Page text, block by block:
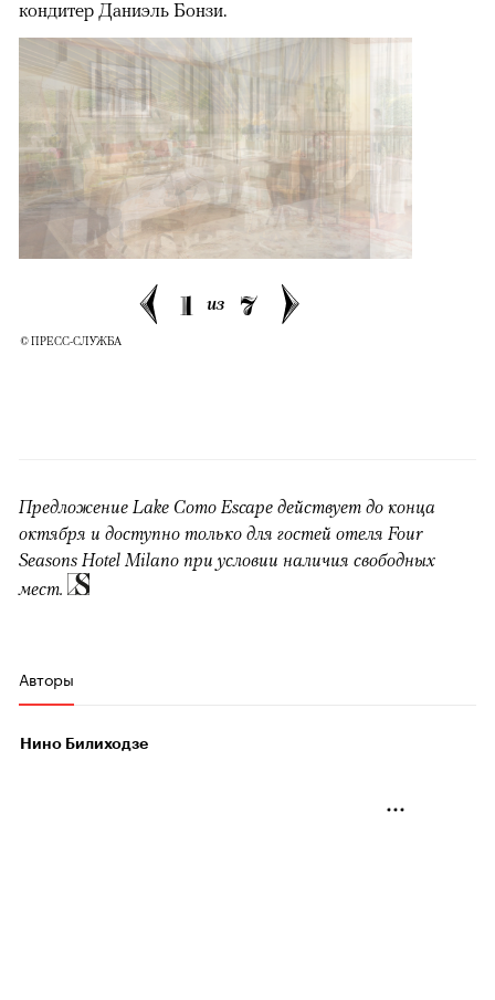
кондитер Даниэль Бонзи.
1 из 7
© ПРЕСС-СЛУЖБА
Предложение Lake Como Escape действует до конца
октября и доступно только для гостей отеля Four
Seasons Hotel Milano при условии наличия свободных
мест.
Авторы
Нино Билиходзе